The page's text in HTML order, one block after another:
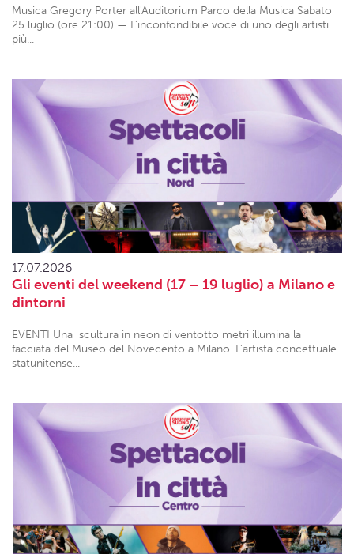
Musica Gregory Porter all'Auditorium Parco della Musica Sabato
25 luglio (ore 21:00) — L’inconfondibile voce di uno degli artisti
più...
17.07.2026
Gli eventi del weekend (17 – 19 luglio) a Milano e
dintorni
EVENTI Una scultura in neon di ventotto metri illumina la
facciata del Museo del Novecento a Milano. L’artista concettuale
statunitense...